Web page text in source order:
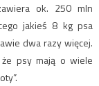
ok. 250 mln
jakieś 8 kg psa
dwa razy więcej.
że psy mają o wiele